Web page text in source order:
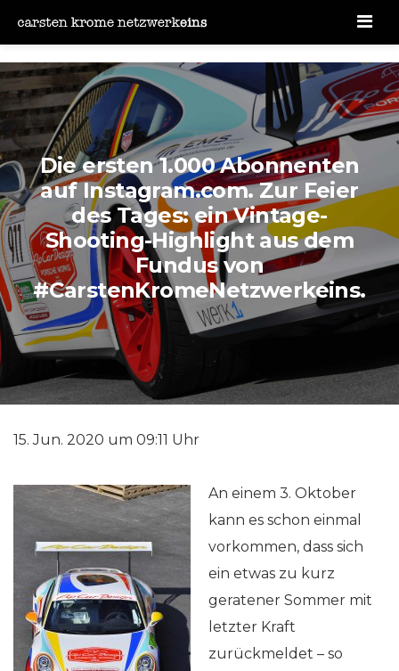
Die ersten 1.000 Abonnenten
auf Instagram.com. Zur Feier
des Tages: ein Vintage-
Shooting-Highlight aus dem
Fundus von
#CarstenKromeNetzwerkeins.
15. Jun. 2020 um 09:11 Uhr
An einem 3. Oktober
kann es schon einmal
vorkommen, dass sich
ein etwas zu kurz
geratener Sommer mit
letzter Kraft
zurückmeldet – so